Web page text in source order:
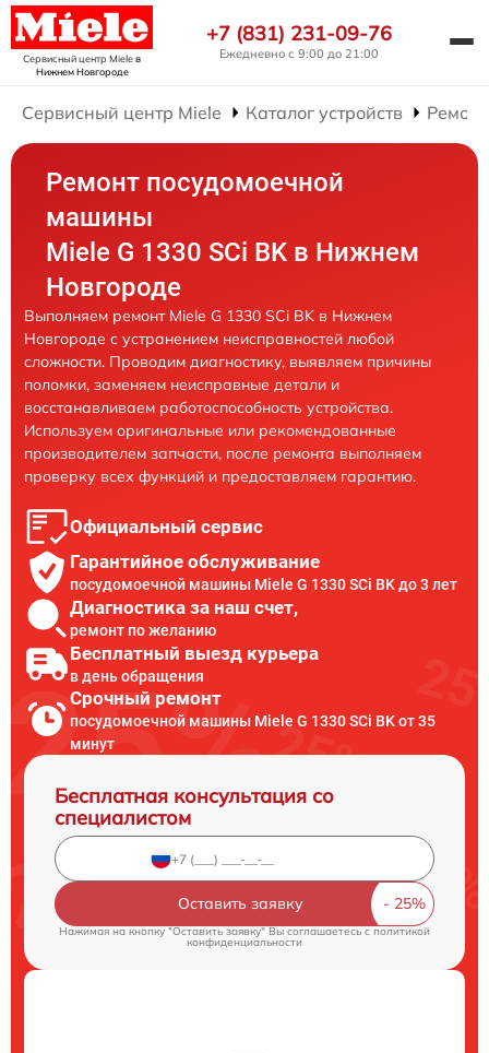
Сервисный центр Mieleв
Нижнем Новгороде
+7 (831) 231-09-76
Ежедневно с 9:00 до 21:00
Сервисный центр Miele Каталог устройств
Ремонт посудомоечной
машины
Miele G 1330 SCi BK в Нижнем
Новгороде
Выполняем ремонт Miele G 1330 SCi BK в Нижнем
Новгороде с устранением неисправностей любой
сложности. Проводим диагностику, выявляем причины
поломки, заменяем неисправные детали и
восстанавливаем работоспособность устройства.
Используем оригинальные или рекомендованные
производителем запчасти, после ремонта выполняем
проверку всех функций и предоставляем гарантию.
Официальный сервис
Гарантийное обслуживание
посудомоечной машины Miele G 1330 SCi BK до 3 лет
Диагностика за наш счет,
ремонт по желанию
Бесплатный выезд курьера
в день обращения
Срочный ремонт
посудомоечной машины Miele G 1330 SCi BK от 35
минут
Бесплатная консультация со
специалистом
Оставить заявку
Нажимая на кнопку "Оставить заявку" Вы соглашаетесь cполитикой
конфиденциальности